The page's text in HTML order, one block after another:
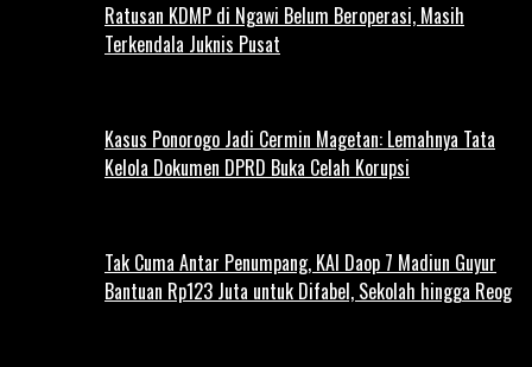
Ratusan KDMP di Ngawi Belum Beroperasi, Masih
Terkendala Juknis Pusat
Kasus Ponorogo Jadi Cermin Magetan: Lemahnya Tata
Kelola Dokumen DPRD Buka Celah Korupsi
Tak Cuma Antar Penumpang, KAI Daop 7 Madiun Guyur
Bantuan Rp123 Juta untuk Difabel, Sekolah hingga Reog